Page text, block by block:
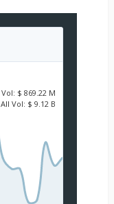
Vol: $ 869.22 M
All Vol: $ 9.12 B